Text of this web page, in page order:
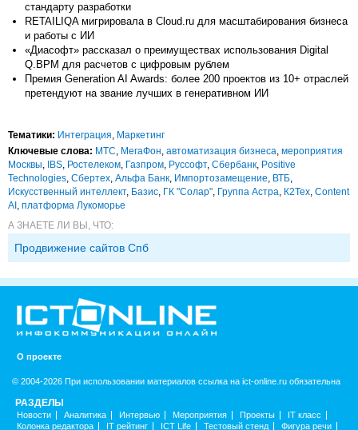
стандарту разработки
RETAILIQA мигрировала в Cloud.ru для масштабирования бизнеса
и работы с ИИ
«Диасофт» рассказал о преимуществах использования Digital
Q.BPM для расчетов с цифровым рублем
Премия Generation AI Awards: более 200 проектов из 10+ отраслей
претендуют на звание лучших в генеративном ИИ
Тематики: Интеграция, Маркетинг
Ключевые слова: МТС, МегаФон, автоматизация бизнеса, мероприятия
Москвы, IBS, Ростелеком, Газпром, Руссофт, Сбербанк, Positive
Technologies, Сбертех, Альфа Банк, Импорто­замещение, ВТБ,
Искусственный интеллект, Базис, ГК "Солар", Группа Астра, К2Тех, Content
AI , платформа Лукоморье
А ЗНАЕТЕ ЛИ ВЫ, ЧТО:
Продвижение сайтов Спб
О проекте
© 2004-2026 При использовании материалов ссылка на ict-online.ru обязательна
РАЗДЕЛЫ
Новости Аналитика Интервью Мероприятия Проекты
IT класс
Колонка редактора
IT рейтинг ICT Life Тестовый стенд Фигура речи